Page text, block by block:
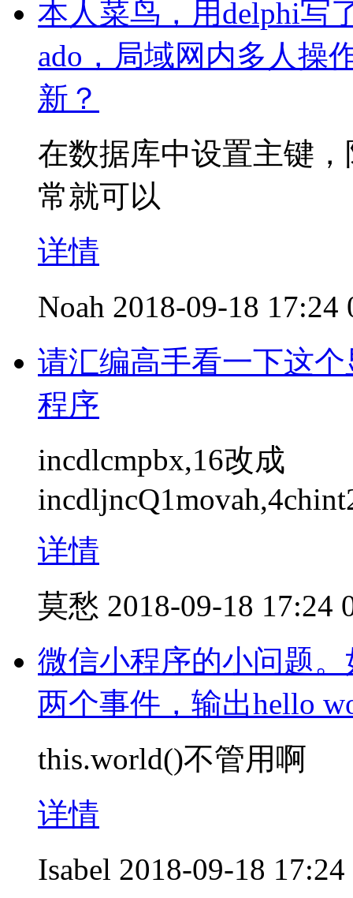
本人菜鸟，用delphi写
ado，局域网内多人操
新？
在数据库中设置主键
常就可以
详情
Noah 2018-09-18 17:24
请汇编高手看一下这
程序
incdlcmpbx,16改成
详情
莫愁 2018-09-18 17:24
微信小程序的小问题
两个事件，输出hello
this.world()不管用啊
详情
Isabel 2018-09-18 17:24